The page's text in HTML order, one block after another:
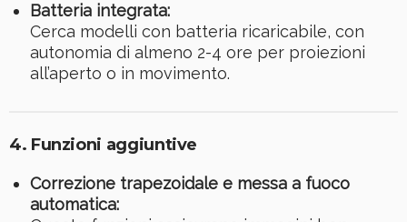
Batteria integrata:
Cerca modelli con batteria ricaricabile, con
autonomia di almeno 2-4 ore per proiezioni
all’aperto o in movimento.
4. Funzioni aggiuntive
Correzione trapezoidale e messa a fuoco
automatica: